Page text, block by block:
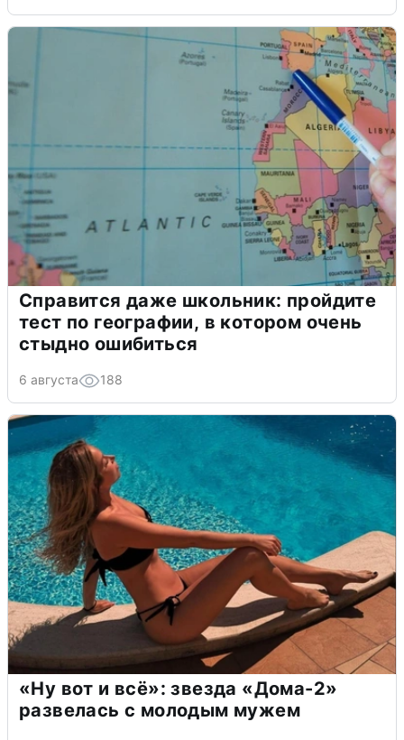
Справится даже школьник: пройдите
тест по географии, в котором очень
стыдно ошибиться
6 августа 188
«Ну вот и всё»: звезда «Дома-2»
развелась с молодым мужем